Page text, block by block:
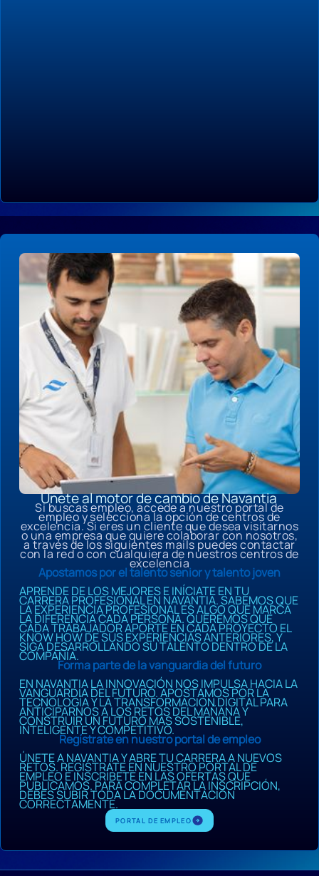
Únete al motor de cambio de Navantia
Si buscas empleo, accede a nuestro portal de
empleo y selecciona la opción de centros de
excelencia. Si eres un cliente que desea visitarnos
o una empresa que quiere colaborar con nosotros,
a través de los siguientes mails puedes contactar
con la red o con cualquiera de nuestros centros de
excelencia
Apostamos por el talento senior y talento joven
APRENDE DE LOS MEJORES E INÍCIATE EN TU
CARRERA PROFESIONAL EN NAVANTIA. SABEMOS QUE
LA EXPERIENCIA PROFESIONAL ES ALGO QUE MARCA
LA DIFERENCIA CADA PERSONA. QUEREMOS QUE
CADA TRABAJADOR APORTE EN CADA PROYECTO EL
KNOW HOW DE SUS EXPERIENCIAS ANTERIORES, Y
SIGA DESARROLLANDO SU TALENTO DENTRO DE LA
COMPAÑÍA.
Forma parte de la vanguardia del futuro
EN NAVANTIA LA INNOVACIÓN NOS IMPULSA HACIA LA
VANGUARDIA DEL FUTURO. APOSTAMOS POR LA
TECNOLOGÍA Y LA TRANSFORMACIÓN DIGITAL PARA
ANTICIPARNOS A LOS RETOS DEL MAÑANA Y
CONSTRUIR UN FUTURO MÁS SOSTENIBLE,
INTELIGENTE Y COMPETITIVO.
Regístrate en nuestro portal de empleo
ÚNETE A NAVANTIA Y ABRE TU CARRERA A NUEVOS
RETOS. REGÍSTRATE EN NUESTRO PORTAL DE
EMPLEO E INSCRÍBETE EN LAS OFERTAS QUE
PUBLICAMOS. PARA COMPLETAR LA INSCRIPCIÓN,
DEBES SUBIR TODA LA DOCUMENTACIÓN
CORRECTAMENTE.
PORTAL DE EMPLEO